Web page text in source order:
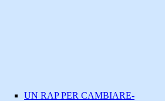
UN RAP PER CAMBIARE-